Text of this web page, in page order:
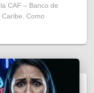
CAF – Banco de
Como